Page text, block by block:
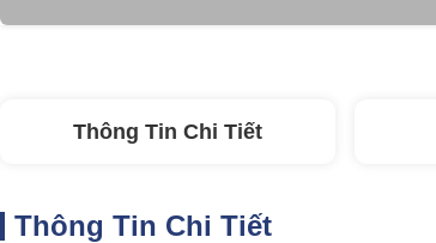
Thông Tin Chi Tiết
Thông Tin Chi Tiết